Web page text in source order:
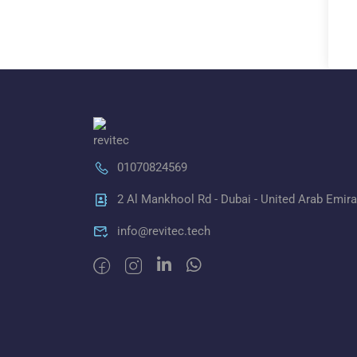
01070824569
2 Al Mankhool Rd - Dubai - United Arab
info@revitec.tech